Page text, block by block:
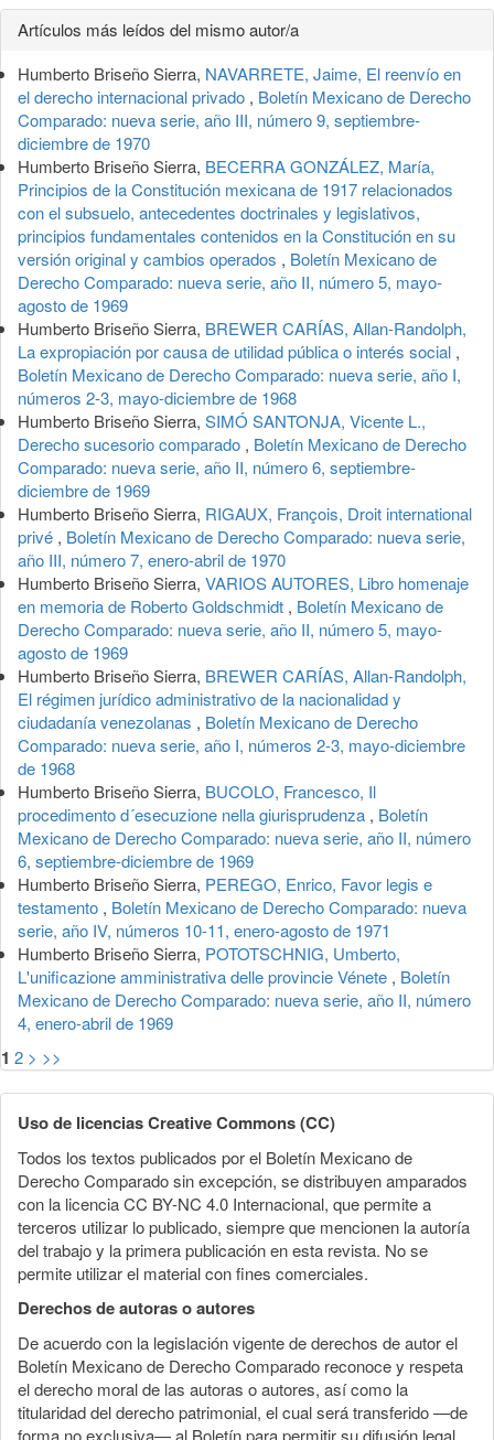
Detalles
del
artículo
Artículos más leídos del mismo autor/a
Humberto Briseño Sierra, NAVARRETE, Jaime, El reenvío en
el derecho internacional privado , Boletín Mexicano de Derecho
Comparado: nueva serie, año III, número 9, septiembre-
diciembre de 1970
Humberto Briseño Sierra, BECERRA GONZÁLEZ, María,
Principios de la Constitución mexicana de 1917 relacionados
con el subsuelo, antecedentes doctrinales y legislativos,
principios fundamentales contenidos en la Constitución en su
versión original y cambios operados , Boletín Mexicano de
Derecho Comparado: nueva serie, año II, número 5, mayo-
agosto de 1969
Humberto Briseño Sierra, BREWER CARÍAS, Allan-Randolph,
La expropiación por causa de utilidad pública o interés social ,
Boletín Mexicano de Derecho Comparado: nueva serie, año I,
números 2-3, mayo-diciembre de 1968
Humberto Briseño Sierra, SIMÓ SANTONJA, Vicente L.,
Derecho sucesorio comparado , Boletín Mexicano de Derecho
Comparado: nueva serie, año II, número 6, septiembre-
diciembre de 1969
Humberto Briseño Sierra, RIGAUX, François, Droit international
privé , Boletín Mexicano de Derecho Comparado: nueva serie,
año III, número 7, enero-abril de 1970
Humberto Briseño Sierra, VARIOS AUTORES, Libro homenaje
en memoria de Roberto Goldschmidt , Boletín Mexicano de
Derecho Comparado: nueva serie, año II, número 5, mayo-
agosto de 1969
Humberto Briseño Sierra, BREWER CARÍAS, Allan-Randolph,
El régimen jurídico administrativo de la nacionalidad y
ciudadanía venezolanas , Boletín Mexicano de Derecho
Comparado: nueva serie, año I, números 2-3, mayo-diciembre
de 1968
Humberto Briseño Sierra, BUCOLO, Francesco, Il
procedimento d´esecuzione nella giurisprudenza , Boletín
Mexicano de Derecho Comparado: nueva serie, año II, número
6, septiembre-diciembre de 1969
Humberto Briseño Sierra, PEREGO, Enrico, Favor legis e
testamento , Boletín Mexicano de Derecho Comparado: nueva
serie, año IV, números 10-11, enero-agosto de 1971
Humberto Briseño Sierra, POTOTSCHNIG, Umberto,
L'unificazione amministrativa delle provincie Vénete , Boletín
Mexicano de Derecho Comparado: nueva serie, año II, número
4, enero-abril de 1969
1 2 > >>
Uso de licencias Creative Commons (CC)
Todos los textos publicados por el Boletín Mexicano de
Derecho Comparado sin excepción, se distribuyen amparados
con la licencia CC BY-NC 4.0 Internacional, que permite a
terceros utilizar lo publicado, siempre que mencionen la autoría
del trabajo y la primera publicación en esta revista. No se
permite utilizar el material con fines comerciales.
Derechos de autoras o autores
De acuerdo con la legislación vigente de derechos de autor el
Boletín Mexicano de Derecho Comparado reconoce y respeta
el derecho moral de las autoras o autores, así como la
titularidad del derecho patrimonial, el cual será transferido —de
forma no exclusiva— al Boletín para permitir su difusión legal